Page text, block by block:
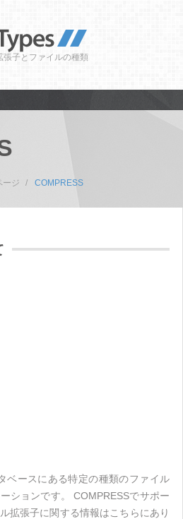
張子とファイルの種類
ージ COMPRESS
ベースにある特定の種類のファイル
ションです。 COMPRESSでサポー
拡張子に関する情報はこちらにあり